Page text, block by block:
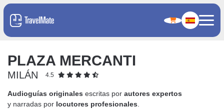
PLAZA MERCANTI
MILÁN 4.5
Audioguías originales escritas por autores expertos
y narradas por locutores profesionales